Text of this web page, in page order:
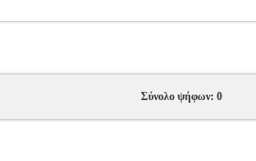
Σύνολο ψήφων: 0